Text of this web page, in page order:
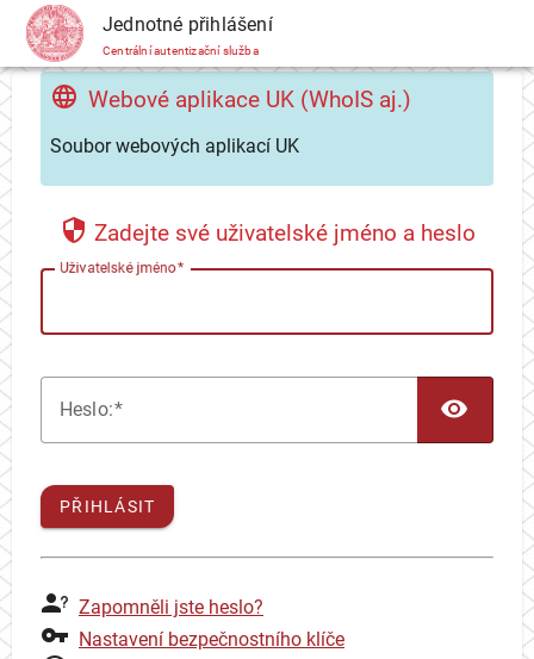
CAS Jednotné přihlášení
Centrální autentizační služba
Webové aplikace UK (WhoIS aj.)
Soubor webových aplikací UK
Zadejte své uživatelské jméno a heslo
Uživatelské jméno
Heslo:
PŘIHLÁSIT
Zapomněli jste heslo?
Nastavení bezpečnostního klíče